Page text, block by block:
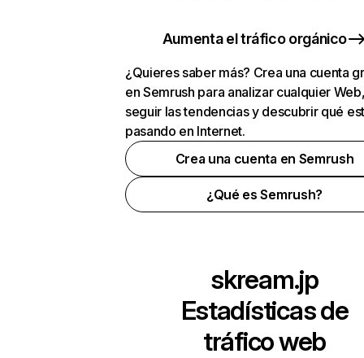
Aumenta el tráfico orgánico
¿Quieres saber más? Crea una cuenta
en Semrush para analizar cualquier
seguir las tendencias y descubrir qué
pasando en Internet.
Crea una cuenta en Semrush
¿Qué es Semrush?
skream.jp
Estadísticas de
tráfico web